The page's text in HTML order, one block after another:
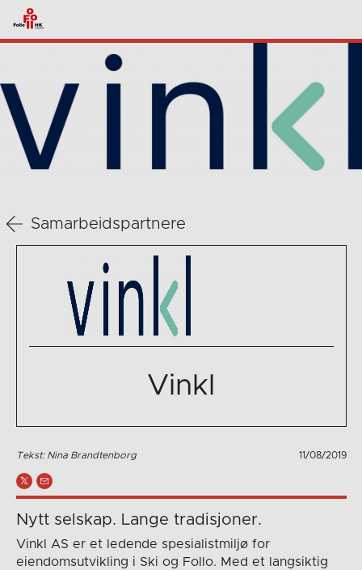
Samarbeidspartnere
Vinkl
Tekst: Nina Brandtenborg 11/08/2019
Nytt selskap. Lange tradisjoner.
Vinkl AS er et ledende spesialistmiljø for
eiendomsutvikling i Ski og Follo. Med et langsiktig